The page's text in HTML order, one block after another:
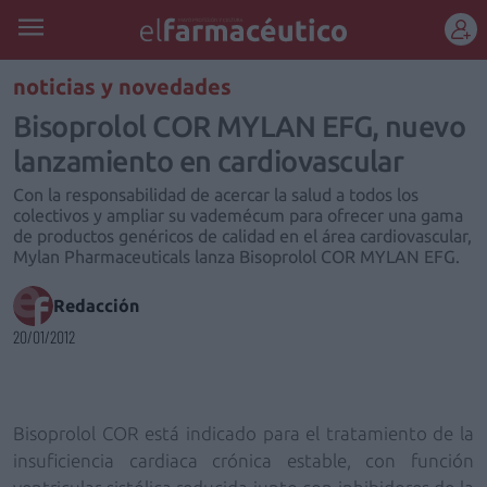
REGÍSTRATE
noticias y novedades
Bisoprolol COR MYLAN EFG, nuevo
lanzamiento en cardiovascular
Con la responsabilidad de acercar la salud a todos los
colectivos y ampliar su vademécum para ofrecer una gama
de productos genéricos de calidad en el área cardiovascular,
Mylan Pharmaceuticals lanza Bisoprolol COR MYLAN EFG.
Redacción
20/01/2012
Bisoprolol COR está indicado para el tratamiento de la
insuficiencia cardiaca crónica
estable,
con función